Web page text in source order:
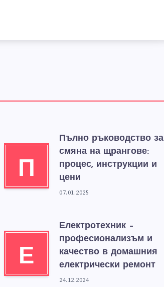
П
Пълно ръководство за
смяна на щрангове:
процес, инструкции и
цени
07.01.2025
Е
Електротехник –
професионализъм и
качество в домашния
електрически ремонт
24.12.2024